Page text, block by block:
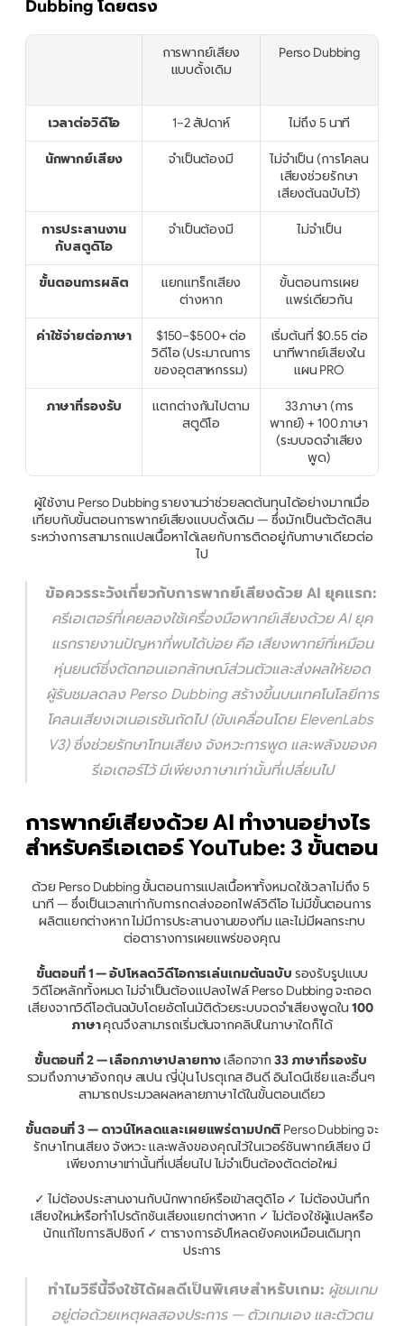
Dubbing โดยตรง
การพากย์เสียง
แบบดั้งเดิม
Perso Dubbing
เวลาต่อวิดีโอ 1–2 สัปดาห์ ไม่ถึง 5 นาที
นักพากย์เสียง จำเป็นต้องมี
ไม่จำเป็น (การโคลน
เสียงช่วยรักษา
เสียงต้นฉบับไว้)
การประสานงาน
กับสตูดิโอ
จำเป็นต้องมี ไม่จำเป็น
ขั้นตอนการผลิต
แยกแทร็กเสียง
ต่างหาก
ขั้นตอนการเผย
แพร่เดียวกัน
ค่าใช้จ่ายต่อภาษา
$150–$500+ ต่อ
วิดีโอ (ประมาณการ
ของอุตสาหกรรม)
เริ่มต้นที่ $0.55 ต่อ
นาทีพากย์เสียงใน
แผน PRO
ภาษาที่รองรับ
แตกต่างกันไปตาม
สตูดิโอ
33 ภาษา (การ
พากย์) + 100 ภาษา
(ระบบจดจำเสียง
พูด)
ผู้ใช้งาน Perso Dubbing รายงานว่าช่วยลดต้นทุนได้อย่างมากเมื่อ
เทียบกับขั้นตอนการพากย์เสียงแบบดั้งเดิม — ซึ่งมักเป็นตัวตัดสิน
ระหว่างการสามารถแปลเนื้อหาได้เลยกับการติดอยู่กับภาษาเดียวต่อ
ไป
ข้อควรระวังเกี่ยวกับการพากย์เสียงด้วย AI ยุคแรก:
ครีเอเตอร์ที่เคยลองใช้เครื่องมือพากย์เสียงด้วย AI ยุค
แรกรายงานปัญหาที่พบได้บ่อย คือ เสียงพากย์ที่เหมือน
หุ่นยนต์ซึ่งตัดทอนเอกลักษณ์ส่วนตัวและส่งผลให้ยอด
ผู้รับชมลดลง Perso Dubbing สร้างขึ้นบนเทคโนโลยีการ
โคลนเสียงเจเนอเรชันถัดไป (ขับเคลื่อนโดย ElevenLabs
V3) ซึ่งช่วยรักษาโทนเสียง จังหวะการพูด และพลังของค
รีเอเตอร์ไว้ มีเพียงภาษาเท่านั้นที่เปลี่ยนไป
การพากย์เสียงด้วย AI ทำงานอย่างไร
สำหรับครีเอเตอร์ YouTube: 3 ขั้นตอน
ด้วย Perso Dubbing ขั้นตอนการแปลเนื้อหาทั้งหมดใช้เวลาไม่ถึง 5
นาที — ซึ่งเป็นเวลาเท่ากับการกดส่งออกไฟล์วิดีโอ ไม่มีขั้นตอนการ
ผลิตแยกต่างหาก ไม่มีการประสานงานของทีม และไม่มีผลกระทบ
ต่อตารางการเผยแพร่ของคุณ
ขั้นตอนที่ 1 — อัปโหลดวิดีโอการเล่นเกมต้นฉบับ รองรับรูปแบบ
วิดีโอหลักทั้งหมด ไม่จำเป็นต้องแปลงไฟล์ Perso Dubbing จะถอด
เสียงจากวิดีโอต้นฉบับโดยอัตโนมัติด้วยระบบจดจำเสียงพูดใน 100
ภาษา คุณจึงสามารถเริ่มต้นจากคลิปในภาษาใดก็ได้
ขั้นตอนที่ 2 — เลือกภาษาปลายทาง เลือกจาก 33 ภาษาที่รองรับ
รวมถึงภาษาอังกฤษ สเปน ญี่ปุ่น โปรตุเกส ฮินดี อินโดนีเซีย และอื่นๆ
สามารถประมวลผลหลายภาษาได้ในขั้นตอนเดียว
ขั้นตอนที่ 3 — ดาวน์โหลดและเผยแพร่ตามปกติ Perso Dubbing จะ
รักษาโทนเสียง จังหวะ และพลังของคุณไว้ในเวอร์ชันพากย์เสียง มี
เพียงภาษาเท่านั้นที่เปลี่ยนไป ไม่จำเป็นต้องตัดต่อใหม่
✓ ไม่ต้องประสานงานกับนักพากย์หรือเข้าสตูดิโอ ✓ ไม่ต้องบันทึก
เสียงใหม่หรือทำโปรดักชันเสียงแยกต่างหาก ✓ ไม่ต้องใช้ผู้แปลหรือ
นักแก้ไขการลิปซิงก์ ✓ ตารางการอัปโหลดยังคงเหมือนเดิมทุก
ประการ
ทำไมวิธีนี้จึงใช้ได้ผลดีเป็นพิเศษสำหรับเกม: ผู้ชมเกม
อยู่ต่อด้วยเหตุผลสองประการ — ตัวเกมเอง และตัวตน